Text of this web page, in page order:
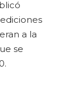
a la
se